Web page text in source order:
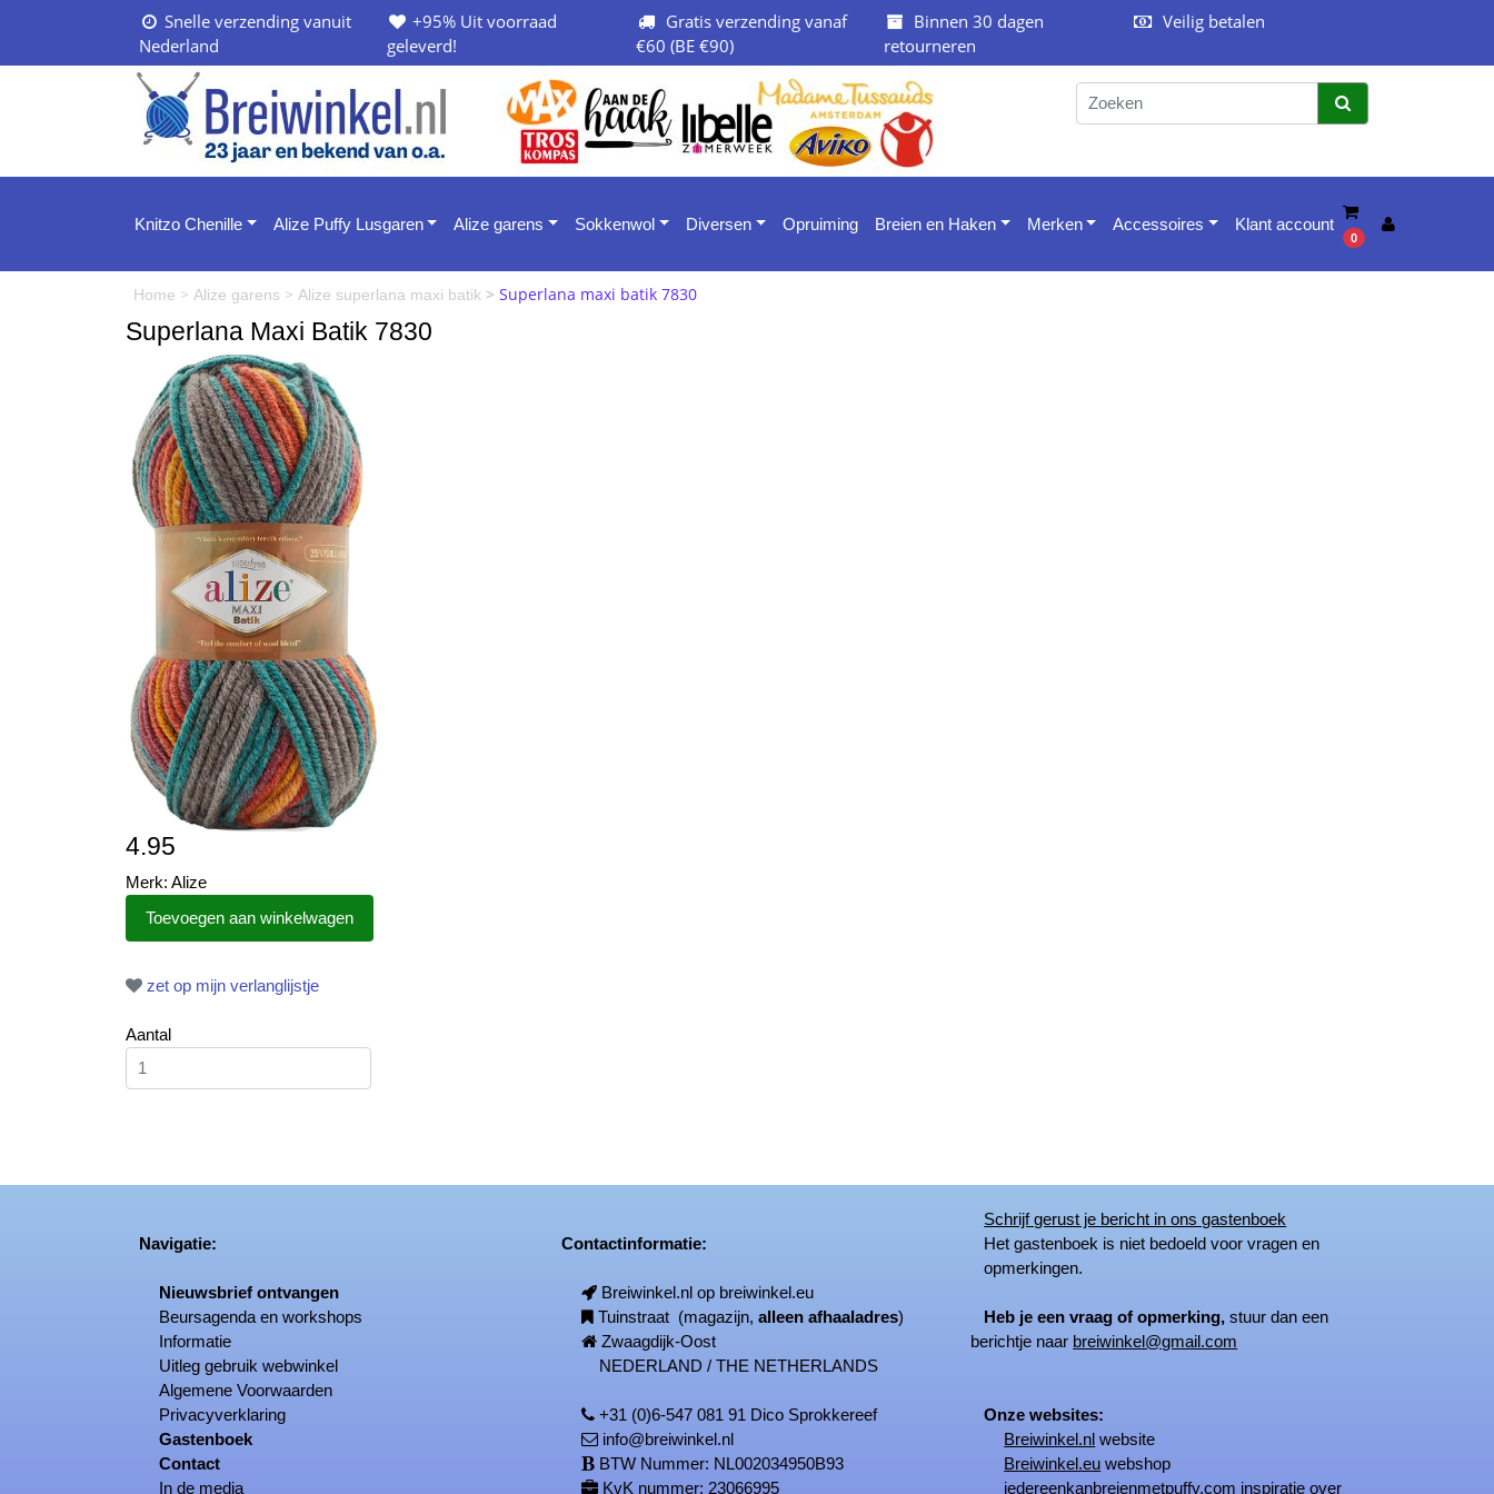
Snelle verzending vanuit
Nederland
+95% Uit voorraad
geleverd!
Gratis verzending vanaf
€60 (BE €90)
Binnen 30 dagen
retourneren
Veilig betalen
Knitzo Chenille Alize Puffy Lusgaren Alize garens Sokkenwol Diversen Opruiming Breien en Haken Merken Accessoires Klant account
0
Home > Alize garens > Alize superlana maxi batik > Superlana maxi batik 7830
Superlana Maxi Batik 7830
4.95
Merk: Alize
zet op mijn verlanglijstje
Aantal
Navigatie:
Nieuwsbrief ontvangen
Beursagenda en workshops
Informatie
Uitleg gebruik webwinkel
Algemene Voorwaarden
Privacyverklaring
Gastenboek
Contact
In de media
Contactinformatie:
Breiwinkel.nl op breiwinkel.eu
Tuinstraat (magazijn,alleen afhaaladres)
Zwaagdijk-Oost
NEDERLAND / THE NETHERLANDS
+31 (0)6-547 081 91 Dico Sprokkereef
info@breiwinkel.nl
BTW Nummer: NL002034950B93
KvK nummer: 23066995
Schrijf gerust je bericht in ons gastenboek
Het gastenboek is niet bedoeld voor vragen en
opmerkingen.
Heb je een vraag of opmerking, stuur dan een
berichtje naar breiwinkel@gmail.com
Onze websites:
Breiwinkel.nl website
Breiwinkel.eu webshop
iedereenkanbreienmetpuffy.com inspiratie over